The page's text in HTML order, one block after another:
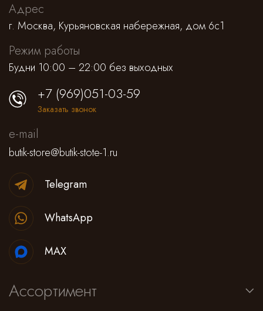
Адрес
г. Москва, Курьяновская набережная, дом 6с1
Режим работы
Будни 10:00 – 22:00 без выходных
Ассортимент
+7 (969)051-03-59
Заказать звонок
e-mail
butik-store@butik-stote-1.ru
Telegram
WhatsApp
MAX